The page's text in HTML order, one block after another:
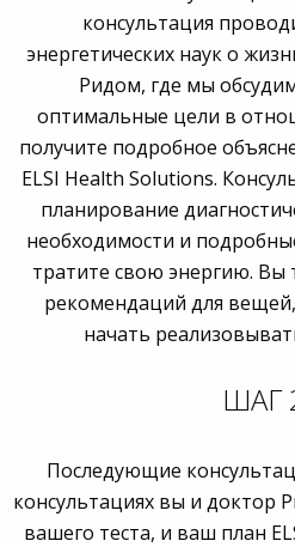
консультация
энергетических наук о
Ридом, где мы
оптимальные цели в
получите подробное
ELSI Health Solutions.
планирование
необходимости и
тратите свою энергию. Вы
рекомендаций для
начать
ШАГ
Последующие
консультациях вы и доктор
вашего теста, и ваш план